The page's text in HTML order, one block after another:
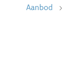
Aanbod